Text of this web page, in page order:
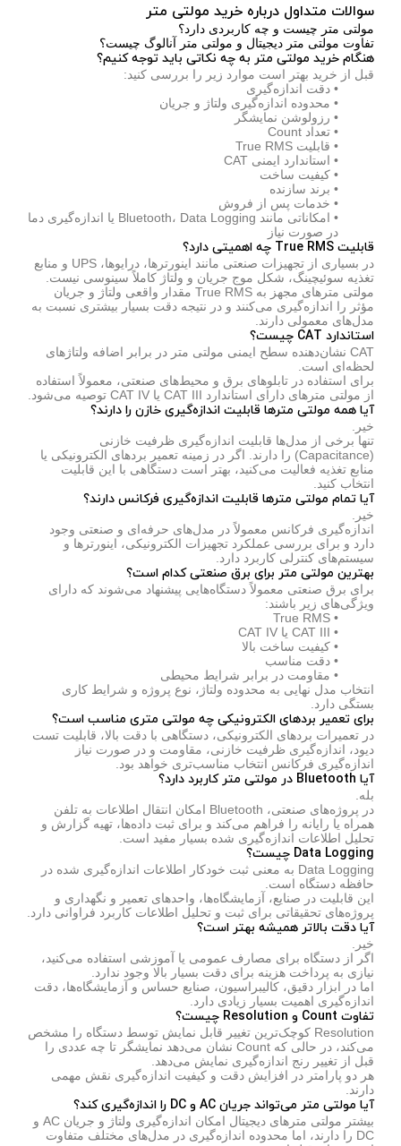
سوالات متداول درباره خرید مولتی متر
مولتی متر چیست و چه کاربردی دارد؟
تفاوت مولتی متر دیجیتال و مولتی متر آنالوگ چیست؟
هنگام خرید مولتی متر به چه نکاتی باید توجه کنیم؟
قبل از خرید بهتر است موارد زیر را بررسی کنید:
• دقت اندازه‌گیری
• محدوده اندازه‌گیری ولتاژ و جریان
• رزولوشن نمایشگر
• تعداد Count
• قابلیت True RMS
• استاندارد ایمنی CAT
• کیفیت ساخت
• برند سازنده
• خدمات پس از فروش
• امکاناتی مانند Bluetooth، Data Logging یا اندازه‌گیری دما
در صورت نیاز
قابلیت True RMS چه اهمیتی دارد؟
در بسیاری از تجهیزات صنعتی مانند اینورترها، درایوها، UPS و منابع
تغذیه سوئیچینگ، شکل موج جریان و ولتاژ کاملاً سینوسی نیست.
مولتی مترهای مجهز به True RMS مقدار واقعی ولتاژ و جریان
مؤثر را اندازه‌گیری می‌کنند و در نتیجه دقت بسیار بیشتری نسبت به
مدل‌های معمولی دارند.
استاندارد CAT چیست؟
CAT نشان‌دهنده سطح ایمنی مولتی متر در برابر اضافه ولتاژهای
لحظه‌ای است.
برای استفاده در تابلوهای برق و محیط‌های صنعتی، معمولاً استفاده
از مولتی مترهای دارای استاندارد CAT III یا CAT IV توصیه می‌شود.
آیا همه مولتی مترها قابلیت اندازه‌گیری خازن را دارند؟
خیر.
تنها برخی از مدل‌ها قابلیت اندازه‌گیری ظرفیت خازنی
(Capacitance) را دارند. اگر در زمینه تعمیر بردهای الکترونیکی یا
منابع تغذیه فعالیت می‌کنید، بهتر است دستگاهی با این قابلیت
انتخاب کنید.
آیا تمام مولتی مترها قابلیت اندازه‌گیری فرکانس دارند؟
خیر.
اندازه‌گیری فرکانس معمولاً در مدل‌های حرفه‌ای و صنعتی وجود
دارد و برای بررسی عملکرد تجهیزات الکترونیکی، اینورترها و
سیستم‌های کنترلی کاربرد دارد.
بهترین مولتی متر برای برق صنعتی کدام است؟
برای برق صنعتی معمولاً دستگاه‌هایی پیشنهاد می‌شوند که دارای
ویژگی‌های زیر باشند:
• True RMS
• CAT III یا CAT IV
• کیفیت ساخت بالا
• دقت مناسب
• مقاومت در برابر شرایط محیطی
انتخاب مدل نهایی به محدوده ولتاژ، نوع پروژه و شرایط کاری
بستگی دارد.
برای تعمیر بردهای الکترونیکی چه مولتی متری مناسب است؟
در تعمیرات بردهای الکترونیکی، دستگاهی با دقت بالا، قابلیت تست
دیود، اندازه‌گیری ظرفیت خازنی، مقاومت و در صورت نیاز
اندازه‌گیری فرکانس انتخاب مناسب‌تری خواهد بود.
آیا Bluetooth در مولتی متر کاربرد دارد؟
بله.
در پروژه‌های صنعتی، Bluetooth امکان انتقال اطلاعات به تلفن
همراه یا رایانه را فراهم می‌کند و برای ثبت داده‌ها، تهیه گزارش و
تحلیل اطلاعات اندازه‌گیری شده بسیار مفید است.
Data Logging چیست؟
Data Logging به معنی ثبت خودکار اطلاعات اندازه‌گیری شده در
حافظه دستگاه است.
این قابلیت در صنایع، آزمایشگاه‌ها، واحدهای تعمیر و نگهداری و
پروژه‌های تحقیقاتی برای ثبت و تحلیل اطلاعات کاربرد فراوانی دارد.
آیا دقت بالاتر همیشه بهتر است؟
خیر.
اگر از دستگاه برای مصارف عمومی یا آموزشی استفاده می‌کنید،
نیازی به پرداخت هزینه برای دقت بسیار بالا وجود ندارد.
اما در ابزار دقیق، کالیبراسیون، صنایع حساس و آزمایشگاه‌ها، دقت
اندازه‌گیری اهمیت بسیار زیادی دارد.
تفاوت Count و Resolution چیست؟
Resolution کوچک‌ترین تغییر قابل نمایش توسط دستگاه را مشخص
می‌کند، در حالی که Count نشان می‌دهد نمایشگر تا چه عددی را
قبل از تغییر رنج اندازه‌گیری نمایش می‌دهد.
هر دو پارامتر در افزایش دقت و کیفیت اندازه‌گیری نقش مهمی
دارند.
آیا مولتی متر می‌تواند جریان AC و DC را اندازه‌گیری کند؟
بیشتر مولتی مترهای دیجیتال امکان اندازه‌گیری ولتاژ و جریان AC و
DC را دارند، اما محدوده اندازه‌گیری در مدل‌های مختلف متفاوت